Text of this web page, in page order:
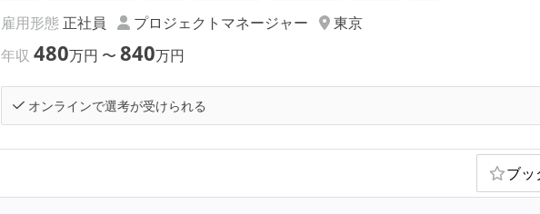
雇用形態 正社員 プロジェクトマネージャー
東京
年収480万円 〜840万円
オンラインで選考が受けられる
ブッ